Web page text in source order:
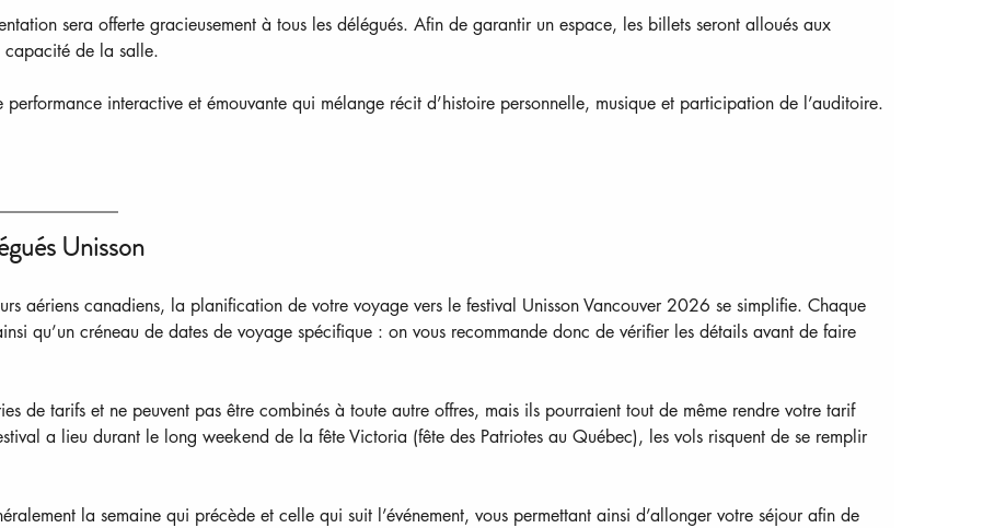
sera offerte gracieusement à tous les délégués. Afin de garantir un espace, les billets seront alloués aux
capacité de la salle.
interactive et émouvante qui mélange récit d’histoire personnelle, musique et participation de l’auditoire.
Unisson
aériens canadiens, la planification de votre voyage vers le festival Unisson Vancouver 2026 se simplifie. Chaque
qu’un créneau de dates de voyage spécifique : on vous recommande donc de vérifier les détails avant de faire
de tarifs et ne peuvent pas être combinés à toute autre offres, mais ils pourraient tout de même rendre votre tarif
a lieu durant le long weekend de la fête Victoria (fête des Patriotes au Québec), les vols risquent de se remplir
la semaine qui précède et celle qui suit l’événement, vous permettant ainsi d’allonger votre séjour afin de